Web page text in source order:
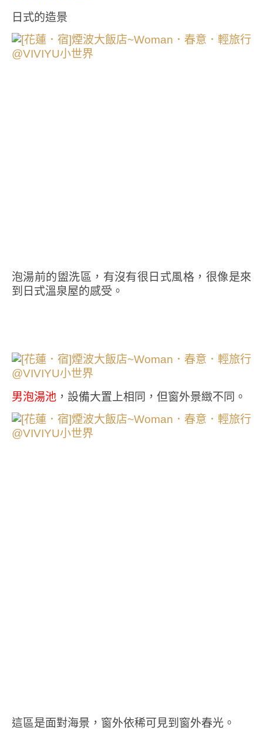
日式的造景
泡湯前的盥洗區，有沒有很日式風格，很像是來
到日式溫泉屋的感受。
男泡湯池 ，設備大置上相同，但窗外景緻不同。
這區是面對海景，窗外依稀可見到窗外春光。